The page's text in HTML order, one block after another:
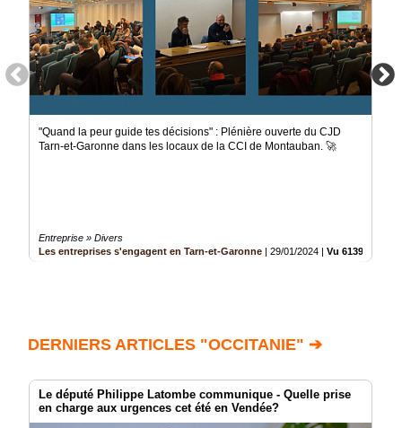
"Quand la peur guide tes décisions" : Plénière ouverte du CJD
Tarn-et-Garonne dans les locaux de la CCI de Montauban. 🚀
Entreprise » Divers
Les entreprises s'engagent en Tarn-et-Garonne | 29/01/2024 | Vu 613994 fois
DERNIERS ARTICLES "OCCITANIE" ➔
Le député Philippe Latombe communique - Quelle prise
en charge aux urgences cet été en Vendée?